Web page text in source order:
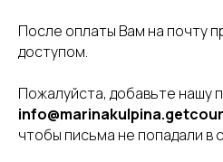
После оплаты Вам на почту
доступом.
Пожалуйста, добавьте нашу
чтобы письма не попадали в